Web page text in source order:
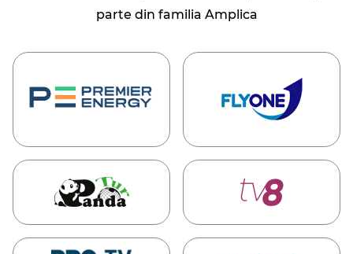
parte din familia Amplica